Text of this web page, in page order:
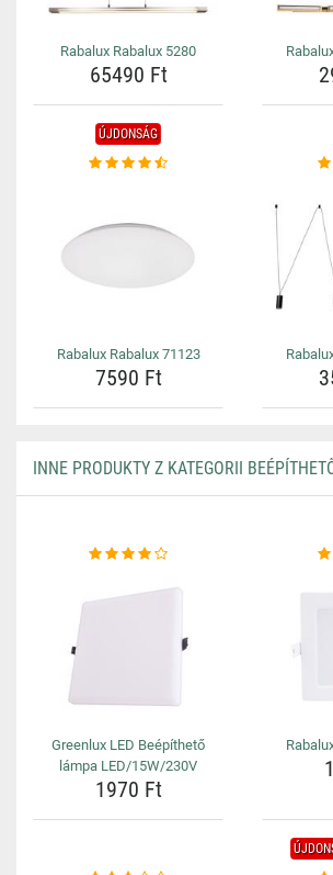
Rabalux Rabalux 5280
65490 Ft
ÚJDONSÁG
Rabalux Rabalux 71123
7590 Ft
INNE PRODUKTY Z KATEGORII
Greenlux LED Beépíthető
lámpa LED/15W/230V
1970 Ft